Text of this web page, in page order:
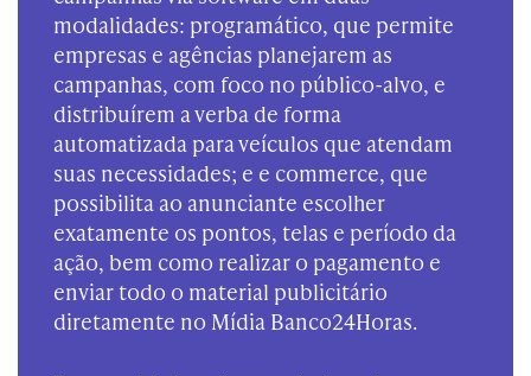
modalidades: programático, que permite
empresas e agências planejarem as
campanhas, com foco no público-alvo, e
distribuírem a verba de forma
automatizada para veículos que atendam
suas necessidades; e e commerce, que
possibilita ao anunciante escolher
exatamente os pontos, telas e período da
ação, bem como realizar o pagamento e
enviar todo o material publicitário
diretamente no Mídia Banco24Horas.